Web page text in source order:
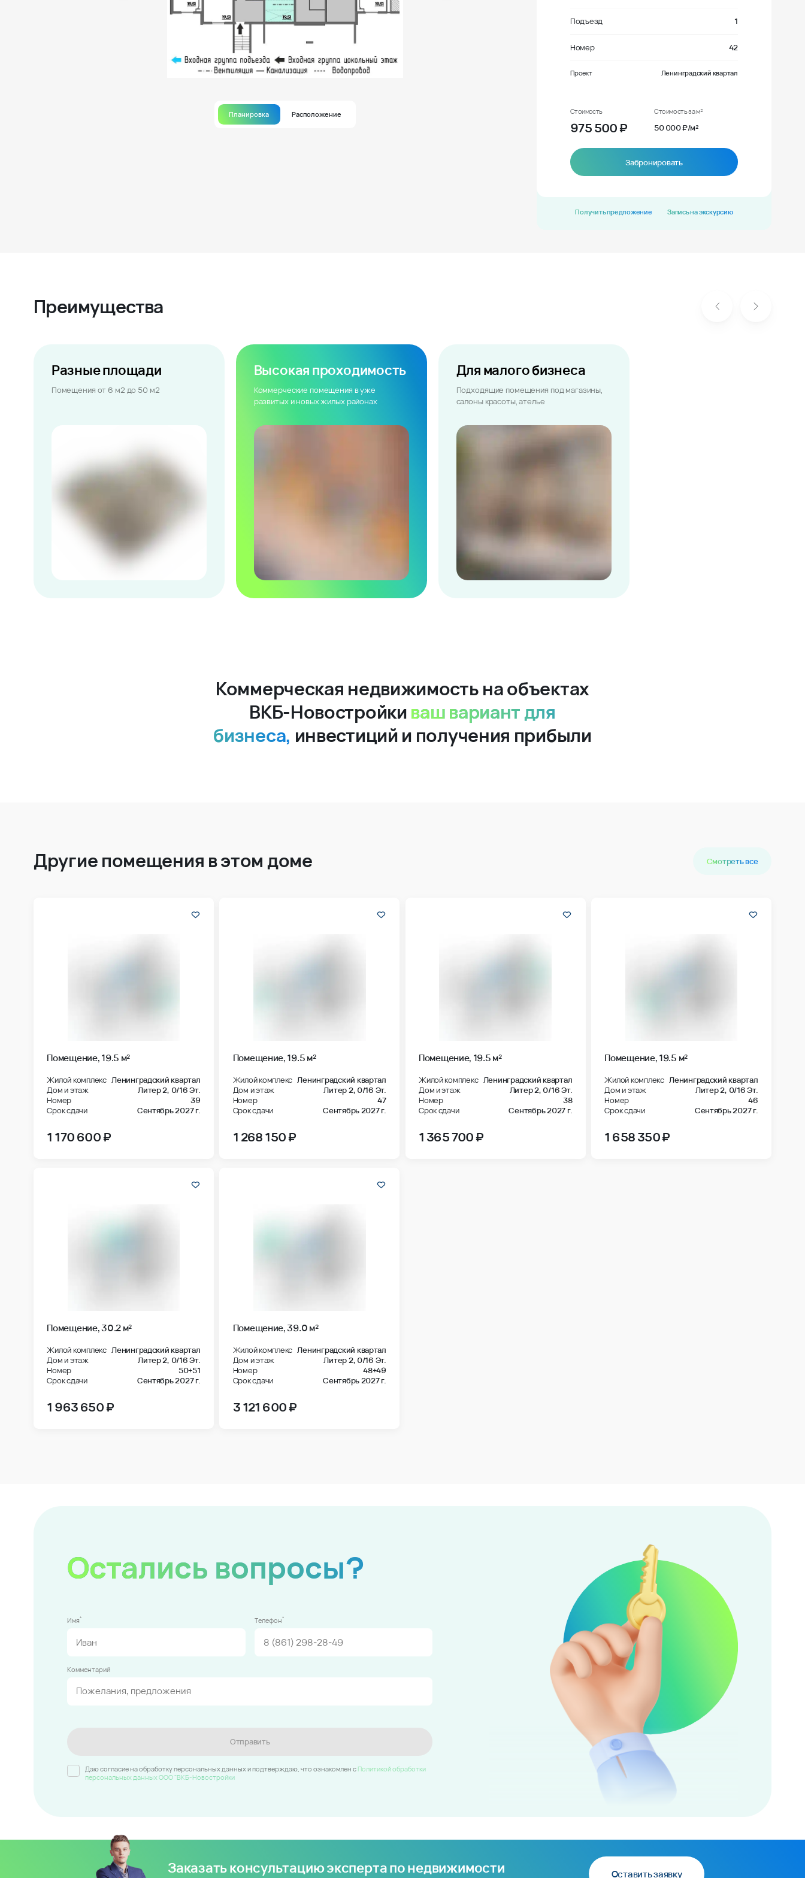
Планировка Расположение
Подъезд 1
Номер 42
Проект Ленинградский квартал
Стоимость
975 500₽
Стоимость за м²
50 000 ₽/м²
Забронировать
Получить предложение Запись на экскурсию
Преимущества
Разные площади Высокая проходимость
развитых и новых жилых районах
Для малого бизнеса
салоны красоты, ателье
Коммерческая недвижимость на объектах
ВКБ-Новостройкиваш вариант для
бизнеса, инвестиций и получения прибыли
Другие помещения в этом доме
Дом и этаж
Литер 2, 0/16 Эт.
Номер
39
Срок сдачи
Сентябрь 2027 г.
1 170 600 ₽
Дом и этаж
Литер 2, 0/16 Эт.
Номер
47
Срок сдачи
Сентябрь 2027 г.
1 268 150 ₽
Дом и этаж
Литер 2, 0/16 Эт.
Номер
38
Срок сдачи
Сентябрь 2027 г.
1 365 700 ₽
Дом и этаж
Литер 2, 0/16 Эт.
Номер
46
Срок сдачи
Сентябрь 2027 г.
1 658 350 ₽
Дом и этаж
Литер 2, 0/16 Эт.
Номер
50+51
Срок сдачи
Сентябрь 2027 г.
1 963 650 ₽
Дом и этаж
Литер 2, 0/16 Эт.
Номер
48+49
Срок сдачи
Сентябрь 2027 г.
3 121 600 ₽
Остались вопросы?
персональных данных ООО "ВКБ-Новостройки
Заказать консультацию эксперта по недвижимости